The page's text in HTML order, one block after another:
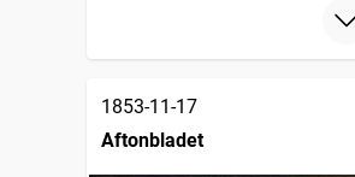
1853-11-17
Aftonbladet